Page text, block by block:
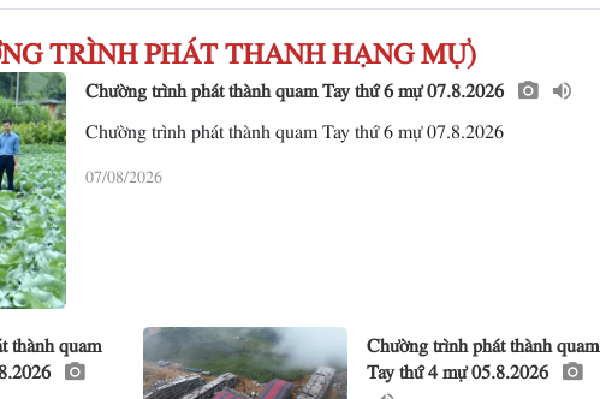
TRÌNH PHÁT THANH HẠNG MỰ)
Chường trình phát thành quam Tay thứ 6 mự 07.8.2026
Chường trình phát thành quam Tay thứ 6 mự 07.8.2026
07/08/2026
thành quam
Chường trình phát thành quam
Tay thứ 4 mự 05.8.2026